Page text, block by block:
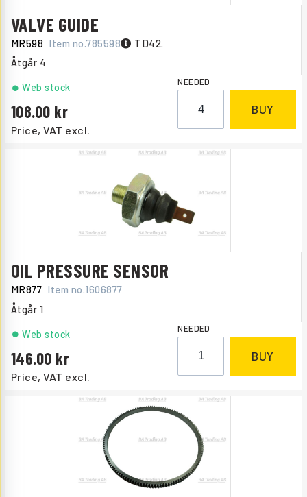
VALVE GUIDE
MR598 Item no.785598 TD42.
Åtgår 4
Price, VAT excl.
108.00
Web stock NEEDED
BUY
OIL PRESSURE SENSOR
MR877 Item no.1606877
Åtgår 1
Price, VAT excl.
146.00
Web stock NEEDED
BUY